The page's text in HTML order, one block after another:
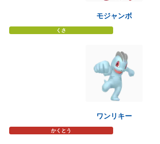
モジャンボ
くさ
ワンリキー
かくとう